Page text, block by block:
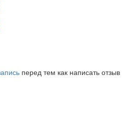
перед тем как написать отзыв